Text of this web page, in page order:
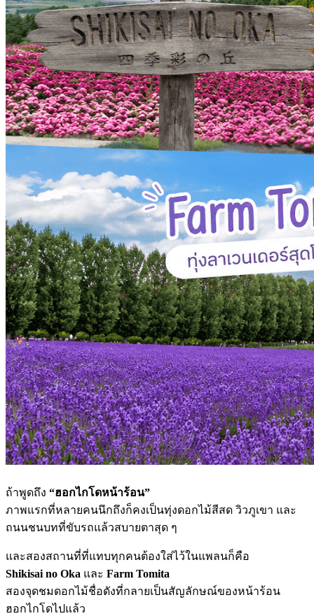
ถ้าพูดถึง “ฮอกไกโดหน้าร้อน”
ภาพแรกที่หลายคนนึกถึงก็คงเป็นทุ่งดอกไม้สีสด วิวภูเขา และ
ถนนชนบทที่ขับรถแล้วสบายตาสุด ๆ
และสองสถานที่ที่แทบทุกคนต้องใส่ไว้ในแพลนก็คือ
Shikisai no Oka และ Farm Tomita
สองจุดชมดอกไม้ชื่อดังที่กลายเป็นสัญลักษณ์ของหน้าร้อน
ฮอกไกโดไปแล้ว